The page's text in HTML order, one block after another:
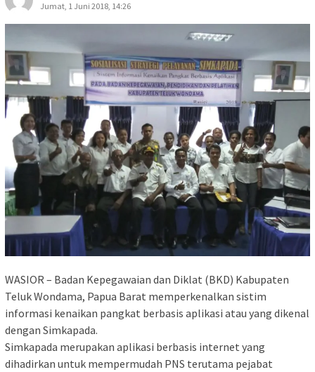
Jumat, 1 Juni 2018, 14:26
WASIOR – Badan Kepegawaian dan Diklat (BKD) Kabupaten
Teluk Wondama, Papua Barat memperkenalkan sistim
informasi kenaikan pangkat berbasis aplikasi atau yang dikenal
dengan Simkapada.
Simkapada merupakan aplikasi berbasis internet yang
dihadirkan untuk mempermudah PNS terutama pejabat